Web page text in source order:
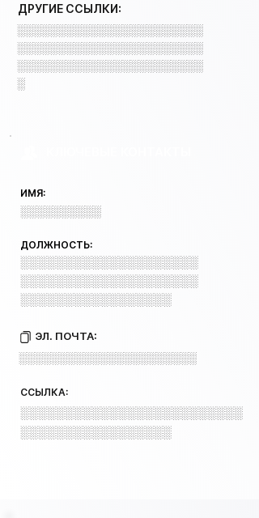
ДРУГИЕ ССЫЛКИ:
░░░░░░░░░░░░░░░░░░░░░░░
░░░░░░░░░░░░░░░░░░░░░░░
░░░░░░░░░░░░░░░░░░░░░░░
░
ИМЯ:
░░░░░░░░░░
ДОЛЖНОСТЬ:
░░░░░░░░░░░░░░░░░░░░
░░░░░░░░░░░░░░░░░░░░
░░░░░░░░░░░░░░░░░
ЭЛ. ПОЧТА:
░░░░░░░░░░░░░░░░░░░░░░
ССЫЛКА:
░░░░░░░░░░░░░░░░░░░░░░░░░
░░░░░░░░░░░░░░░░░